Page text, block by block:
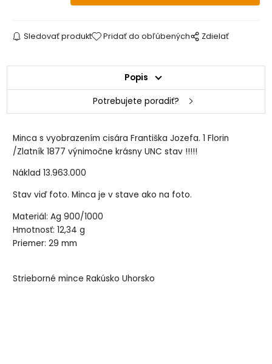
Sledovať produkt Pridať do obľúbených Zdielať
Popis
Potrebujete poradiť?
Minca s vyobrazením cisára Františka Jozefa. 1 Florin
/Zlatník 1877 výnimočne krásny UNC stav !!!!!
Náklad 13.963.000
Stav viď foto. Minca je v stave ako na foto.
Materiál: Ag 900/1000
Hmotnosť: 12,34 g
Priemer: 29 mm
Strieborné mince Rakúsko Uhorsko